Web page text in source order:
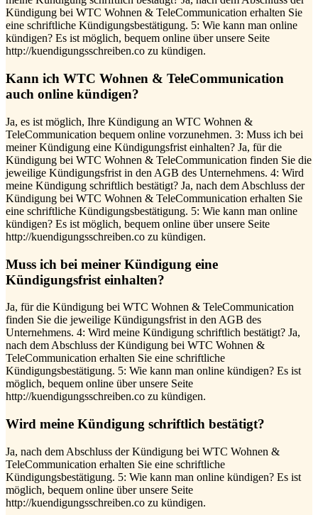
Kündigung bei WTC Wohnen & TeleCommunication erhalten Sie
eine schriftliche Kündigungsbestätigung. 5: Wie kann man online
kündigen? Es ist möglich, bequem online über unsere Seite
http://kuendigungsschreiben.co zu kündigen.
Kann ich WTC Wohnen & TeleCommunication
auch online kündigen?
Ja, es ist möglich, Ihre Kündigung an WTC Wohnen &
TeleCommunication bequem online vorzunehmen. 3: Muss ich bei
meiner Kündigung eine Kündigungsfrist einhalten? Ja, für die
Kündigung bei WTC Wohnen & TeleCommunication finden Sie die
jeweilige Kündigungsfrist in den AGB des Unternehmens. 4: Wird
meine Kündigung schriftlich bestätigt? Ja, nach dem Abschluss der
Kündigung bei WTC Wohnen & TeleCommunication erhalten Sie
eine schriftliche Kündigungsbestätigung. 5: Wie kann man online
kündigen? Es ist möglich, bequem online über unsere Seite
http://kuendigungsschreiben.co zu kündigen.
Muss ich bei meiner Kündigung eine
Kündigungsfrist einhalten?
Ja, für die Kündigung bei WTC Wohnen & TeleCommunication
finden Sie die jeweilige Kündigungsfrist in den AGB des
Unternehmens. 4: Wird meine Kündigung schriftlich bestätigt? Ja,
nach dem Abschluss der Kündigung bei WTC Wohnen &
TeleCommunication erhalten Sie eine schriftliche
Kündigungsbestätigung. 5: Wie kann man online kündigen? Es ist
möglich, bequem online über unsere Seite
http://kuendigungsschreiben.co zu kündigen.
Wird meine Kündigung schriftlich bestätigt?
Ja, nach dem Abschluss der Kündigung bei WTC Wohnen &
TeleCommunication erhalten Sie eine schriftliche
Kündigungsbestätigung. 5: Wie kann man online kündigen? Es ist
möglich, bequem online über unsere Seite
http://kuendigungsschreiben.co zu kündigen.